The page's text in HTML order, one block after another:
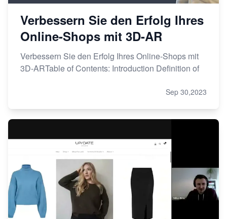
Verbessern Sie den Erfolg Ihres
Online-Shops mit 3D-AR
Verbessern Sie den Erfolg Ihres Online-Shops mit
3D-ARTable of Contents: Introduction Definition of
Sep 30,2023